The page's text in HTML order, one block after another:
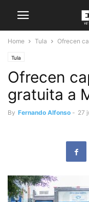
Home Tula Ofrecen
Tula
Ofrecen
gratuita a
By Fernando Alfonso - 27